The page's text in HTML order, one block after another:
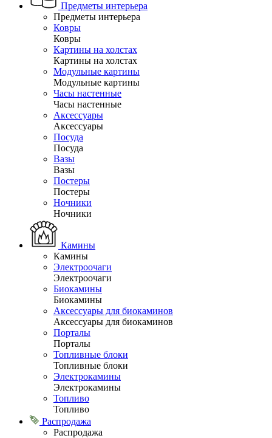
Предметы интерьера
Предметы интерьера
Ковры
Ковры
Картины на холстах
Картины на холстах
Модульные картины
Модульные картины
Часы настенные
Часы настенные
Аксессуары
Аксессуары
Посуда
Посуда
Вазы
Вазы
Постеры
Постеры
Ночники
Ночники
Камины
Камины
Электроочаги
Электроочаги
Биокамины
Биокамины
Аксессуары для биокаминов
Аксессуары для биокаминов
Порталы
Порталы
Топливные блоки
Топливные блоки
Электрокамины
Электрокамины
Топливо
Топливо
Распродажа
Распродажа